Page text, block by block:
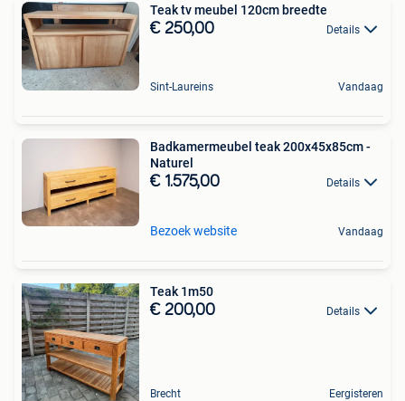
Teak tv meubel 120cm breedte
€ 250,00 Details
Sint-Laureins Vandaag
Badkamermeubel teak 200x45x85cm -
Naturel
€ 1.575,00 Details
Bezoek website Vandaag
Teak 1m50
€ 200,00 Details
Brecht Eergisteren